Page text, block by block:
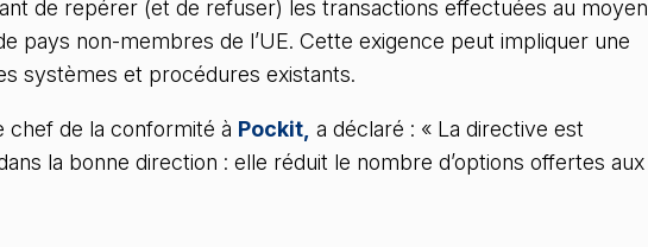
de repérer (et de refuser) les transactions effectuées au moyen
pays non-membres de l’UE. Cette exigence peut impliquer une
systèmes et procédures existants.
chef de la conformité à Pockit, a déclaré : « La directive est
la bonne direction : elle réduit le nombre d’options offertes aux